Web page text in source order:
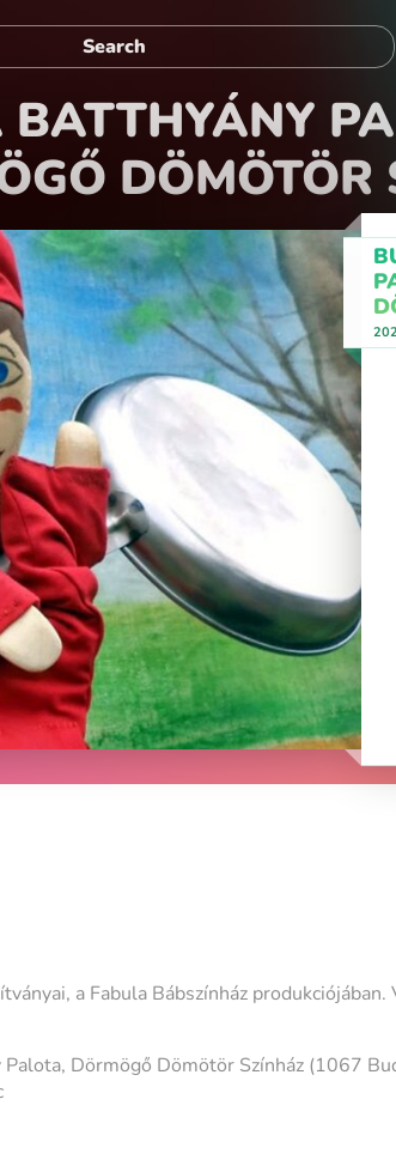
a Fabula Bábszínház produkciójában.
Dörmögő Dömötör Színház (1067